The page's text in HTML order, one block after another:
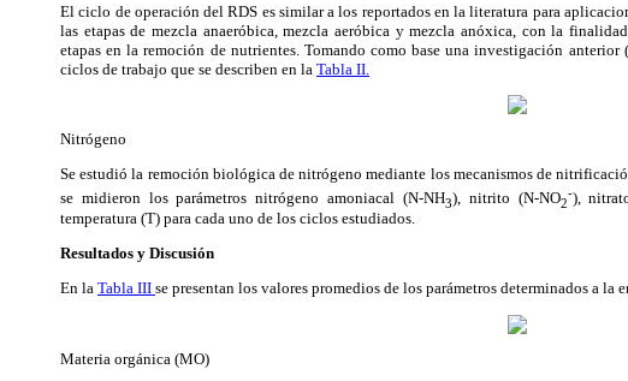
El ciclo de operación del RDS es similar a los reportados en la literatura para
las etapas de mezcla anaeróbica, mezcla aeróbica y mezcla anóxica, con la
etapas en la remoción de nutrientes. Tomando como base una investigación
ciclos de trabajo que se describen en la Tabla II.
Nitrógeno
Se estudió la remoción biológica de nitrógeno mediante los mecanismos de
se midieron los parámetros nitrógeno amoniacal (N-NH3), nitrito (N-NO2
-),
temperatura (T) para cada uno de los ciclos estudiados.
Resultados y Discusión
En la Tabla III se presentan los valores promedios de los parámetros determinados a la
Materia orgánica (MO)